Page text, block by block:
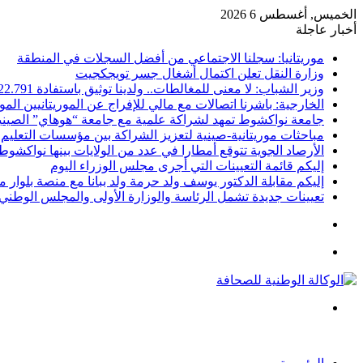
الخميس, أغسطس 6 2026
أخبار عاجلة
موريتانيا: سجلنا الاجتماعي من أفضل السجلات في المنطقة
وزارة النقل تعلن اكتمال أشغال جسر تويجكجيت
وزير الشباب: لا معنى للمغالطات.. ولدينا توثيق باستفادة 22.791
الخارجية: باشرنا اتصالات مع مالي للإفراج عن الموريتانيين
جامعة نواكشوط تمهد لشراكة علمية مع جامعة “هوهاي”
مباحثات موريتانية-صينية لتعزيز الشراكة بين مؤسسات التعليم
الأرصاد الجوية تتوقع أمطارا في عدد من الولايات بينها
إليكم قائمة التعيينات التي أجرى مجلس الوزراء اليوم
إليكم مقابلة الدكتور يوسف ولد حرمة ولد ببانا مع منصة بلوار
تعيينات جديدة تشمل الرئاسة والوزارة الأولى والمجلس